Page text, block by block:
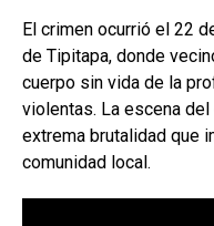
El crimen ocurrió el 22
de Tipitapa, donde
cuerpo sin vida de la
violentas. La escena
extrema brutalidad que
comunidad local.